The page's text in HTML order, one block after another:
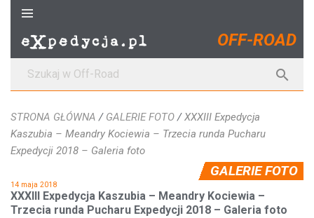
S
p
o
t
n
t
OFF-ROAD
k
a
j

STRONA GŁÓWNA / GALERIE FOTO/XXXIII Expedycja
Kaszubia – Meandry Kociewia – Trzecia runda Pucharu
Expedycji 2018 – Galeria foto
GALERIE FOTO
14 maja 2018
XXXIII Expedycja Kaszubia – Meandry Kociewia –
Trzecia runda Pucharu Expedycji 2018 – Galeria foto